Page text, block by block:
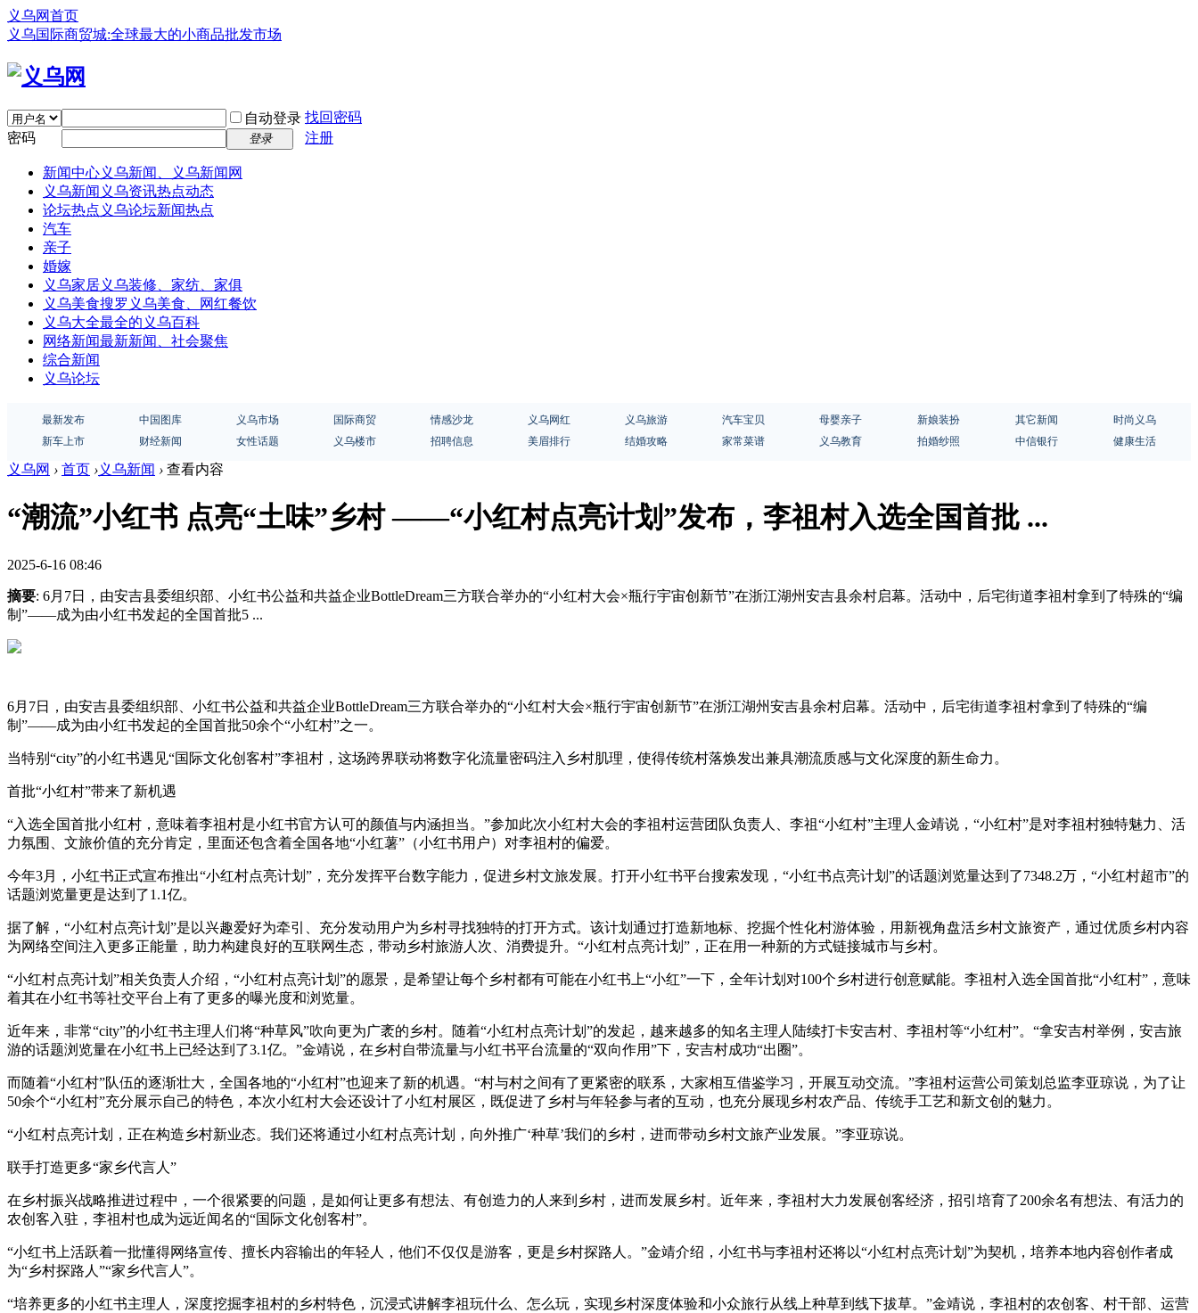
义乌网首页
义乌国际商贸城:全球最大的小商品批发市场
自动登录 找回密码
密码
登录 注册
新闻中心义乌新闻、义乌新闻网
义乌新闻 义乌资讯热点动态
论坛热点 义乌论坛新闻热点
汽车
亲子
婚嫁
义乌家居义乌装修、家纺、家俱
义乌美食搜罗义乌美食、网红餐饮
义乌大全最全的义乌百科
网络新闻最新新闻、社会聚焦
综合新闻
义乌论坛
最新发布 中国图库 义乌市场 国际商贸 情感沙龙 义乌网红 义乌旅游 汽车宝贝 母婴亲子 新娘装扮 其它新闻
时尚义乌
新车上市
财经新闻 女性话题 义乌楼市 招聘信息 美眉排行 结婚攻略 家常菜谱 义乌教育 拍婚纱照 中信银行 健康生活
义乌网 › 首页 ›义乌新闻 › 查看内容
“潮流”小红书 点亮“土味”乡村 ——“小红村点亮计划”发布，李祖村入选全国首批 ...
2025-6-16 08:46
摘要: 6月7日，由安吉县委组织部、小红书公益和共益企业BottleDream三方联合举办的“小红村大会×瓶行宇宙创新节”在浙江湖州安吉县余村启幕。活动中，后宅街道李祖村拿到了特殊的“编
制”——成为由小红书发起的全国首批5 ...
6月7日，由安吉县委组织部、小红书公益和共益企业BottleDream三方联合举办的“小红村大会×瓶行宇宙创新节”在浙江湖州安吉县余村启幕。活动中，后宅街道李祖村拿到了特殊的“编
制”——成为由小红书发起的全国首批50余个“小红村”之一。
当特别“city”的小红书遇见“国际文化创客村”李祖村，这场跨界联动将数字化流量密码注入乡村肌理，使得传统村落焕发出兼具潮流质感与文化深度的新生命力。
首批“小红村”带来了新机遇
“入选全国首批小红村，意味着李祖村是小红书官方认可的颜值与内涵担当。”参加此次小红村大会的李祖村运营团队负责人、李祖“小红村”主理人金靖说，“小红村”是对李祖村独特魅力、活
力氛围、文旅价值的充分肯定，里面还包含着全国各地“小红薯”（小红书用户）对李祖村的偏爱。
今年3月，小红书正式宣布推出“小红村点亮计划”，充分发挥平台数字能力，促进乡村文旅发展。打开小红书平台搜索发现，“小红书点亮计划”的话题浏览量达到了7348.2万，“小红村超市”的
话题浏览量更是达到了1.1亿。
据了解，“小红村点亮计划”是以兴趣爱好为牵引、充分发动用户为乡村寻找独特的打开方式。该计划通过打造新地标、挖掘个性化村游体验，用新视角盘活乡村文旅资产，通过优质乡村内容
为网络空间注入更多正能量，助力构建良好的互联网生态，带动乡村旅游人次、消费提升。“小红村点亮计划”，正在用一种新的方式链接城市与乡村。
“小红村点亮计划”相关负责人介绍，“小红村点亮计划”的愿景，是希望让每个乡村都有可能在小红书上“小红”一下，全年计划对100个乡村进行创意赋能。李祖村入选全国首批“小红村”，意味
着其在小红书等社交平台上有了更多的曝光度和浏览量。
近年来，非常“city”的小红书主理人们将“种草风”吹向更为广袤的乡村。随着“小红村点亮计划”的发起，越来越多的知名主理人陆续打卡安吉村、李祖村等“小红村”。“拿安吉村举例，安吉旅
游的话题浏览量在小红书上已经达到了3.1亿。”金靖说，在乡村自带流量与小红书平台流量的“双向作用”下，安吉村成功“出圈”。
而随着“小红村”队伍的逐渐壮大，全国各地的“小红村”也迎来了新的机遇。“村与村之间有了更紧密的联系，大家相互借鉴学习，开展互动交流。”李祖村运营公司策划总监李亚琼说，为了让
50余个“小红村”充分展示自己的特色，本次小红村大会还设计了小红村展区，既促进了乡村与年轻参与者的互动，也充分展现乡村农产品、传统手工艺和新文创的魅力。
“小红村点亮计划，正在构造乡村新业态。我们还将通过小红村点亮计划，向外推广‘种草’我们的乡村，进而带动乡村文旅产业发展。”李亚琼说。
联手打造更多“家乡代言人”
在乡村振兴战略推进过程中，一个很紧要的问题，是如何让更多有想法、有创造力的人来到乡村，进而发展乡村。近年来，李祖村大力发展创客经济，招引培育了200余名有想法、有活力的
农创客入驻，李祖村也成为远近闻名的“国际文化创客村”。
“小红书上活跃着一批懂得网络宣传、擅长内容输出的年轻人，他们不仅仅是游客，更是乡村探路人。”金靖介绍，小红书与李祖村还将以“小红村点亮计划”为契机，培养本地内容创作者成
为“乡村探路人”“家乡代言人”。
“培养更多的小红书主理人，深度挖掘李祖村的乡村特色，沉浸式讲解李祖玩什么、怎么玩，实现乡村深度体验和小众旅行从线上种草到线下拔草。”金靖说，李祖村的农创客、村干部、运营